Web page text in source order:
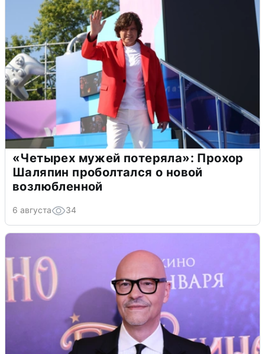
«Четырех мужей потеряла»: Прохор
Шаляпин проболтался о новой
возлюбленной
6 августа 34